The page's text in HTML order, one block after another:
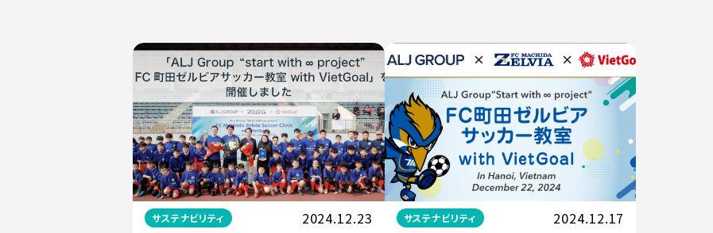
サステナビリティ 2024.12.23 サステナビリティ 2024.12.17